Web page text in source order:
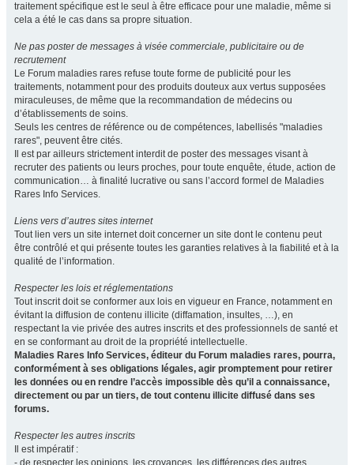
traitement spécifique est le seul à être efficace pour une maladie, même si
cela a été le cas dans sa propre situation.
Ne pas poster de messages à visée commerciale, publicitaire ou de
recrutement
Le Forum maladies rares refuse toute forme de publicité pour les
traitements, notamment pour des produits douteux aux vertus supposées
miraculeuses, de même que la recommandation de médecins ou
d’établissements de soins.
Seuls les centres de référence ou de compétences, labellisés "maladies
rares", peuvent être cités.
Il est par ailleurs strictement interdit de poster des messages visant à
recruter des patients ou leurs proches, pour toute enquête, étude, action de
communication… à finalité lucrative ou sans l’accord formel de Maladies
Rares Info Services.
Liens vers d’autres sites internet
Tout lien vers un site internet doit concerner un site dont le contenu peut
être contrôlé et qui présente toutes les garanties relatives à la fiabilité et à la
qualité de l’information.
Respecter les lois et réglementations
Tout inscrit doit se conformer aux lois en vigueur en France, notamment en
évitant la diffusion de contenu illicite (diffamation, insultes, …), en
respectant la vie privée des autres inscrits et des professionnels de santé et
en se conformant au droit de la propriété intellectuelle.
Maladies Rares Info Services, éditeur du Forum maladies rares, pourra,
conformément à ses obligations légales, agir promptement pour retirer
les données ou en rendre l’accès impossible dès qu’il a connaissance,
directement ou par un tiers, de tout contenu illicite diffusé dans ses
forums.
Respecter les autres inscrits
Il est impératif :
- de respecter les opinions, les croyances, les différences des autres